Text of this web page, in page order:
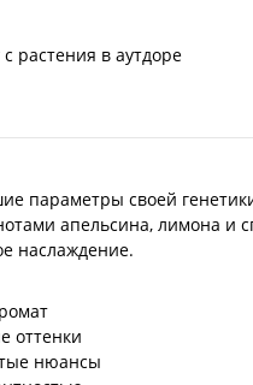
растения в аутдоре
параметры своей
апельсина, лимона и
наслаждение.
оттенки
нюансы